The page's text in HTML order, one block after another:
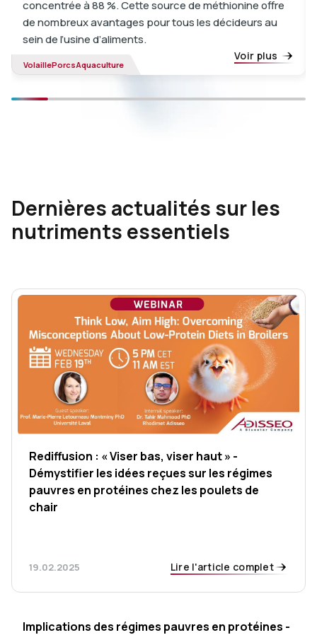
concentrée à 88 %. Cette source de méthionine offre
de nombreux avantages pour tous les décideurs au
sein de l’usine d’aliments.
Voir plus
VolaillePorcsAquaculture
Dernières actualités sur les
nutriments essentiels
Rediffusion : « Viser bas, viser haut » -
Démystifier les idées reçues sur les régimes
pauvres en protéines chez les poulets de
chair
19.02.2025 Lire l'article complet
Implications des régimes pauvres en protéines -